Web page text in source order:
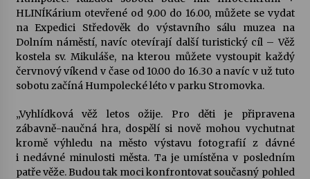
Votavžatský ploty
23. 7. 2026
22. 7. 2026
Vysočinka
HLINÍKárium otevřené od 9.00 do 16.00, můžete se vydat
na Expedici Středověk do výstavního sálu muzea na
Dolním náměstí, navíc otevírají další turistický cíl – Věž
kostela sv. Mikuláše, na kterou můžete vystoupit každý
červnový víkend v čase od 10.00 do 16.30 a navíc v už tuto
sobotu začíná Humpolecké léto v parku Stromovka.
„Vyhlídková věž letos ožije. Pro děti je připravena
zábavně-naučná hra, dospělí si nově mohou vychutnat
kromě výhledu na město výstavu fotografií z dávné
i nedávné minulosti města. Ta je umístěna v posledním
patře věže. Budou tak moci konfrontovat současný pohled